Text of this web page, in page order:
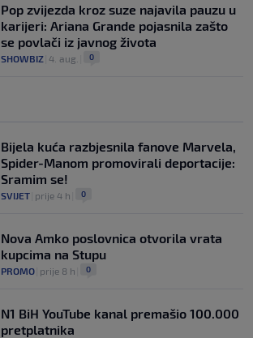
Pop zvijezda kroz suze najavila pauzu u
karijeri: Ariana Grande pojasnila zašto
se povlači iz javnog života
SHOWBIZ 4. aug. 0
Bijela kuća razbjesnila fanove Marvela,
Spider-Manom promovirali deportacije:
Sramim se!
SVIJET prije 4 h 0
Nova Amko poslovnica otvorila vrata
kupcima na Stupu
PROMO prije 8 h 0
N1 BiH YouTube kanal premašio 100.000
pretplatnika